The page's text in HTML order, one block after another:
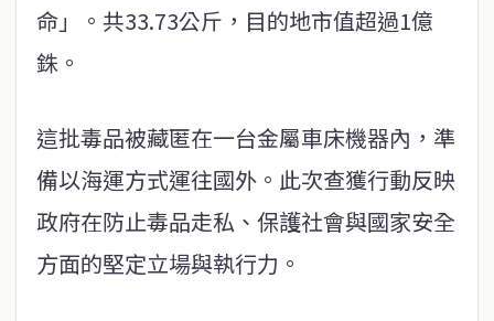
命」。共33.73公斤，目的地市值超過1億
銖。
這批毒品被藏匿在一台金屬車床機器內，準
備以海運方式運往國外。此次查獲行動反映
政府在防止毒品走私、保護社會與國家安全
方面的堅定立場與執行力。